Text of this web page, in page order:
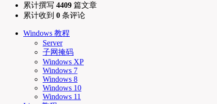
累计撰写 4409 篇文章
累计收到 0 条评论
Windows 教程
Server
子网掩码
Windows XP
Windows 7
Windows 8
Windows 10
Windows 11